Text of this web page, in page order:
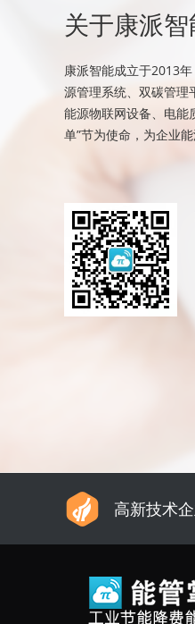
关于康派
康派智能成立于2013
源管理系统、双碳管理
能源物联网设备、电能
单”节为使命，为企业
高新技术